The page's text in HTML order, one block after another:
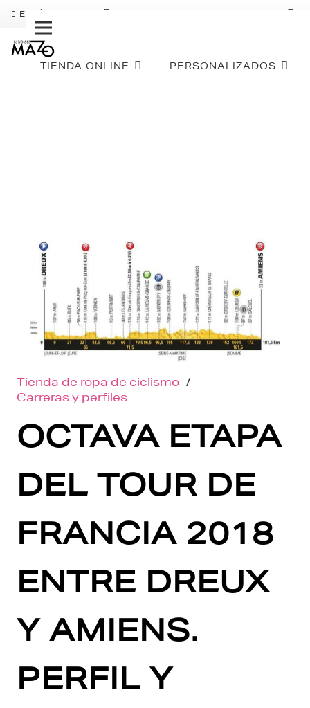
ENVÍO GRATIS Pago Fraccionado Sequra
TIENDA ONLINE PERSONALIZADOS
Tienda de ropa de ciclismo /
Carreras y perfiles
OCTAVA ETAPA
DEL TOUR DE
FRANCIA 2018
ENTRE DREUX
Y AMIENS.
PERFIL Y